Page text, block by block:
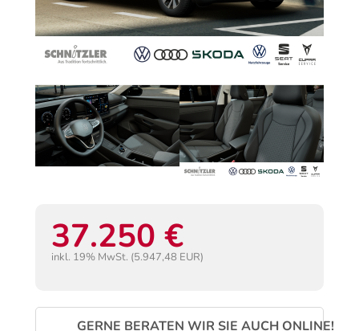
37.250 €
inkl. 19% MwSt. (5.947,48 EUR)
GERNE BERATEN WIR SIE AUCH ONLINE!